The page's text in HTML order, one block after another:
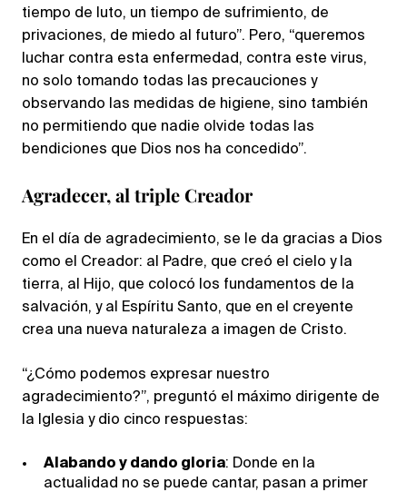
tiempo de luto, un tiempo de sufrimiento, de
privaciones, de miedo al futuro”. Pero, “queremos
luchar contra esta enfermedad, contra este virus,
no solo tomando todas las precauciones y
observando las medidas de higiene, sino también
no permitiendo que nadie olvide todas las
bendiciones que Dios nos ha concedido”.
Agradecer, al triple Creador
En el día de agradecimiento, se le da gracias a Dios
como el Creador: al Padre, que creó el cielo y la
tierra, al Hijo, que colocó los fundamentos de la
salvación, y al Espíritu Santo, que en el creyente
crea una nueva naturaleza a imagen de Cristo.
“¿Cómo podemos expresar nuestro
agradecimiento?”, preguntó el máximo dirigente de
la Iglesia y dio cinco respuestas:
Alabando y dando gloria: Donde en la
actualidad no se puede cantar, pasan a primer